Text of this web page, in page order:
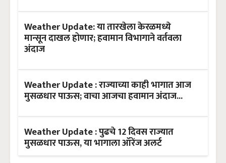
Weather Update: या तारखेला केरळमध्ये
मान्सून दाखल होणार; हवामान विभागाने वर्तवला
अंदाज
Weather Update : राज्याच्या काही भागात आज
मुसळधार पाऊस; वाचा आजचा हवामान अंदाज...
Weather Update : पुढचे 12 दिवस राज्यात
मुसळधार पाऊस, या भागाला ऑरेंज अलर्ट